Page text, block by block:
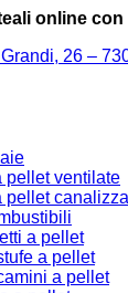
online
26 –
pellet ventilate
pellet
a pellet
a pellet
a pellet